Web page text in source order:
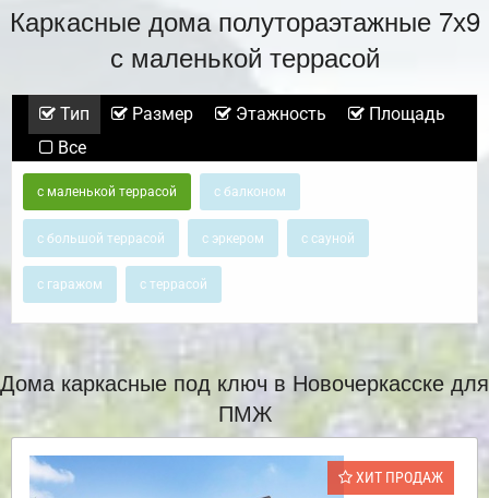
Каркасные дома полутораэтажные 7х9
с маленькой террасой
Тип Размер Этажность
Площадь
Все
с маленькой террасой с балконом
с большой террасой с эркером с сауной
с гаражом с террасой
Дома каркасные под ключ в Новочеркасске для
ПМЖ
ХИТ ПРОДАЖ